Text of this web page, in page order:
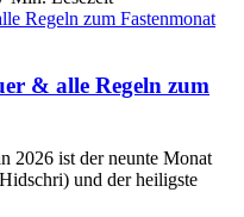
& alle Regeln zum
2026 ist der neunte Monat
und der heiligste